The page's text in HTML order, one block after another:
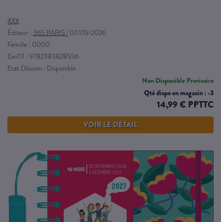
XXX
Éditeur : 365 PARIS 07/05/2026
Famille : 0000
Ean13 : 9782383828556
Etat Dilicom : Disponible
Non Disponible Provisoire
Qté dispo en magasin : -3
14,99 € PPTTC
VOIR LE DÉTAIL